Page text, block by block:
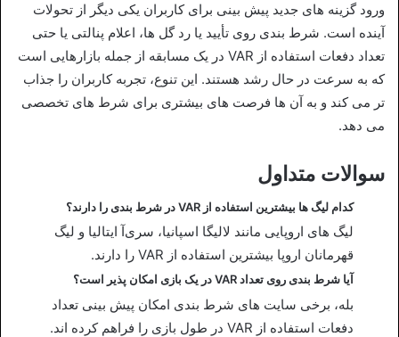
ورود گزینه‌ های جدید پیش‌ بینی برای کاربران یکی دیگر از تحولات
آینده است. شرط‌ بندی روی تأیید یا رد گل‌ ها، اعلام پنالتی یا حتی
تعداد دفعات استفاده از VAR در یک مسابقه از جمله بازارهایی است
که به سرعت در حال رشد هستند. این تنوع، تجربه کاربران را جذاب‌
تر می‌ کند و به آن ها فرصت‌ های بیشتری برای شرط‌ های تخصصی
می‌ دهد.
سوالات متداول
کدام لیگ ها بیشترین استفاده از VAR در شرط بندی را دارند؟
لیگ‌ های اروپایی مانند لالیگا اسپانیا، سری‌آ ایتالیا و لیگ
قهرمانان اروپا بیشترین استفاده از VAR را دارند.
آیا شرط بندی روی تعداد VAR در یک بازی امکان پذیر است؟
بله، برخی سایت‌ های شرط‌ بندی امکان پیش‌ بینی تعداد
دفعات استفاده از VAR در طول بازی را فراهم کرده‌ اند.